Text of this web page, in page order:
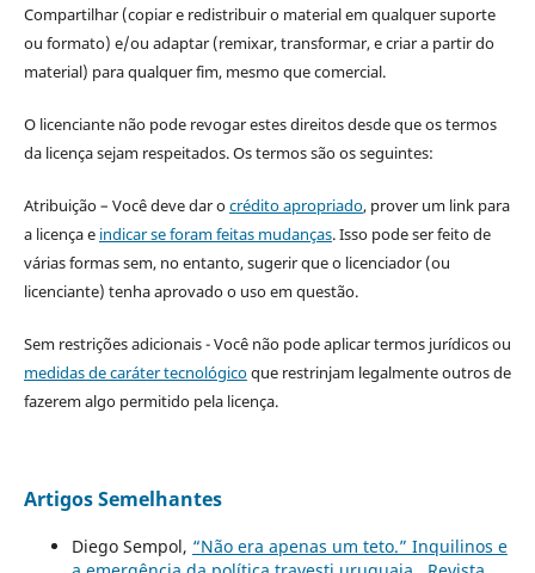
Compartilhar (copiar e redistribuir o material em qualquer suporte
ou formato) e/ou adaptar (remixar, transformar, e criar a partir do
material) para qualquer fim, mesmo que comercial.
O licenciante não pode revogar estes direitos desde que os termos
da licença sejam respeitados. Os termos são os seguintes:
Atribuição – Você deve dar ocrédito apropriado, prover um link para
a licença e indicar se foram feitas mudanças. Isso pode ser feito de
várias formas sem, no entanto, sugerir que o licenciador (ou
licenciante) tenha aprovado o uso em questão.
Sem restrições adicionais - Você não pode aplicar termos jurídicos ou
medidas de caráter tecnológicoque restrinjam legalmente outros de
fazerem algo permitido pela licença.
Artigos Semelhantes
Diego Sempol, “Não era apenas um teto.” Inquilinos e